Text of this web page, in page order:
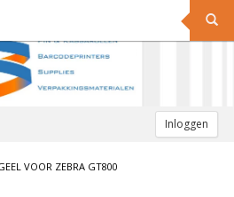
Inloggen
VOOR ZEBRA GT800